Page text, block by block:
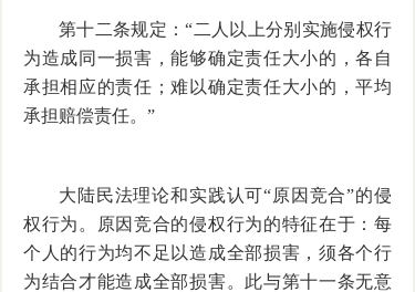
第十二条规定：“二人以上分别实施侵权行
为造成同一损害，能够确定责任大小的，各自
承担相应的责任；难以确定责任大小的，平均
承担赔偿责任。”
大陆民法理论和实践认可“原因竞合”的侵
权行为。原因竞合的侵权行为的特征在于：每
个人的行为均不足以造成全部损害，须各个行
为结合才能造成全部损害。此与第十一条无意